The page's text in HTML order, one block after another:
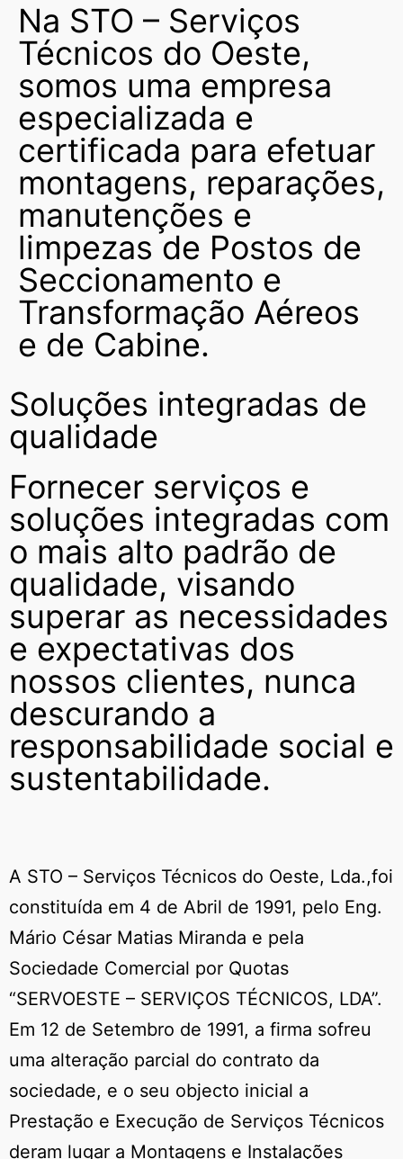
Na STO – Serviços
Técnicos do Oeste,
somos uma empresa
especializada e
certificada para efetuar
montagens, reparações,
manutenções e
limpezas de Postos de
Seccionamento e
Transformação Aéreos
e de Cabine.
Soluções integradas de
qualidade
Fornecer serviços e
soluções integradas com
o mais alto padrão de
qualidade, visando
superar as necessidades
e expectativas dos
nossos clientes, nunca
descurando a
responsabilidade social e
sustentabilidade.
A STO – Serviços Técnicos do Oeste, Lda.,foi
constituída em 4 de Abril de 1991, pelo Eng.
Mário César Matias Miranda e pela
Sociedade Comercial por Quotas
“SERVOESTE – SERVIÇOS TÉCNICOS, LDA”.
Em 12 de Setembro de 1991, a firma sofreu
uma alteração parcial do contrato da
sociedade, e o seu objecto inicial a
Prestação e Execução de Serviços Técnicos
deram lugar a Montagens e Instalações